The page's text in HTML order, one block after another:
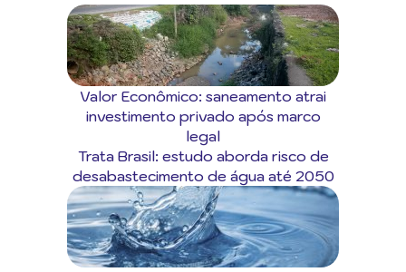
Valor Econômico: saneamento atrai
investimento privado após marco
legal
Trata Brasil: estudo aborda risco de
desabastecimento de água até 2050